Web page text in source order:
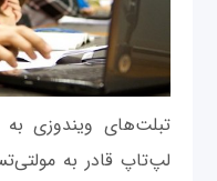
تبلت‌های ویندوزی